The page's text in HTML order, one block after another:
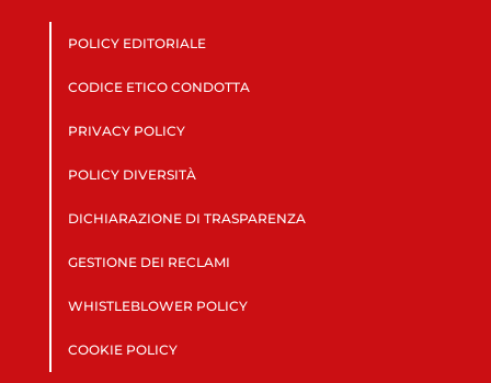
POLICY EDITORIALE
CODICE ETICO CONDOTTA
PRIVACY POLICY
POLICY DIVERSITÀ
DICHIARAZIONE DI TRASPARENZA
GESTIONE DEI RECLAMI
WHISTLEBLOWER POLICY
COOKIE POLICY